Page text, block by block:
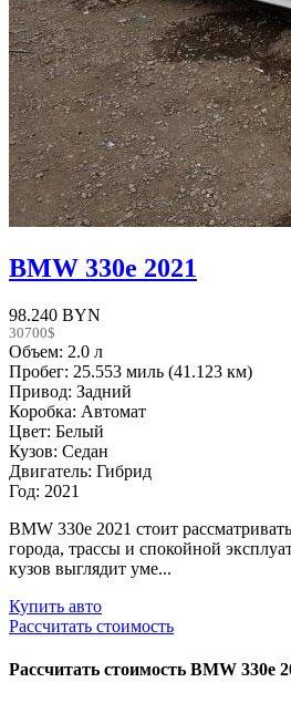
BMW 330е 2021
98.240 BYN
30700$
Объем: 2.0 л
Пробег: 25.553 миль (41.123 км)
Привод: Задний
Коробка: Автомат
Цвет: Белый
Кузов: Седан
Двигатель: Гибрид
Год: 2021
BMW 330е 2021 стоит
города, трассы и спокойной
кузов выглядит уме...
Купить авто
Рассчитать стоимость
Рассчитать стоимость BMW 330е